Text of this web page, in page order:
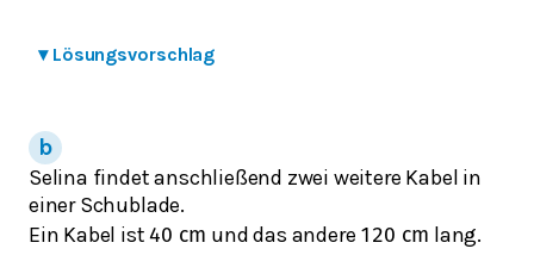
▾ Lösungsvorschlag
Selina findet anschließend zwei weitere Kabel in
einer Schublade.
Ein Kabel ist40 cm und das andere 120 cm lang.